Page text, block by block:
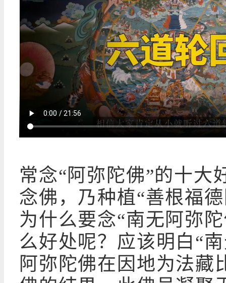
常念“阿弥陀佛”的十大
念佛，乃种植“善根福
为什么要念“南无阿弥
么好处呢？应该明白“
阿弥陀佛在因地为法藏